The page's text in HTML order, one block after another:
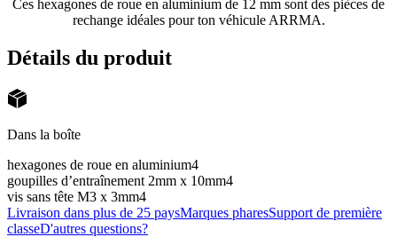
Ces hexagones de roue en aluminium de 12 mm sont des pièces de
rechange idéales pour ton véhicule ARRMA.
Détails du produit
Dans la boîte
hexagones de roue en aluminium4
goupilles d’entraînement 2mm x 10mm4
vis sans tête M3 x 3mm4
Livraison dans plus de 25 paysMarques pharesSupport de première
classeD'autres questions?